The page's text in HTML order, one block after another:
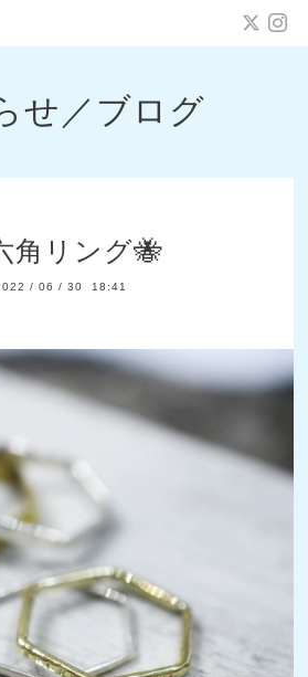
せ／ブログ
角リング🐝
/ 06 / 30 18:41